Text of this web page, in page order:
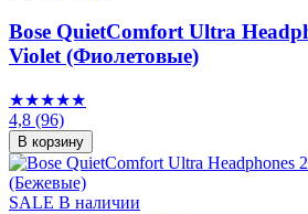
Bose QuietComfort Ultra
Violet (Фиолетовые)
★★★★★
4,8 (96)
В корзину
SALE В наличии